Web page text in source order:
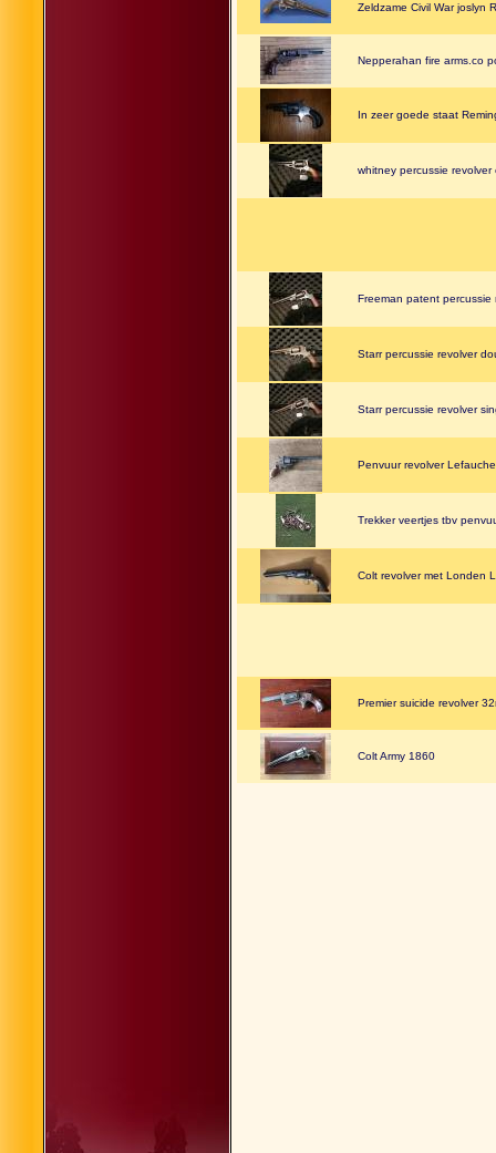
Zeldzame Civil War joslyn
Nepperahan fire arms.co
In zeer goede staat
whitney percussie revolver
Freeman patent percussie
Starr percussie revolver
Starr percussie revolver
Penvuur revolver
Trekker veertjes tbv
Colt revolver met Londen
Premier suicide revolver
Colt Army 1860